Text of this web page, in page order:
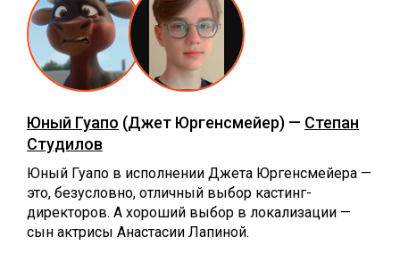
Юный Гуапо (Джет Юргенсмейер) — Степан
Студилов
Юный Гуапо в исполнении Джета Юргенсмейера —
это, безусловно, отличный выбор кастинг-
директоров. А хороший выбор в локализации —
сын актрисы Анастасии Лапиной.